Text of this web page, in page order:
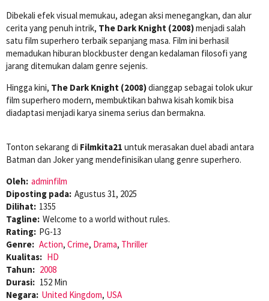
Dibekali efek visual memukau, adegan aksi menegangkan, dan alur
cerita yang penuh intrik, The Dark Knight (2008)menjadi salah
satu film superhero terbaik sepanjang masa. Film ini berhasil
memadukan hiburan blockbuster dengan kedalaman filosofi yang
jarang ditemukan dalam genre sejenis.
Hingga kini, The Dark Knight (2008)dianggap sebagai tolok ukur
film superhero modern, membuktikan bahwa kisah komik bisa
diadaptasi menjadi karya sinema serius dan bermakna.
Tonton sekarang di Filmkita21 untuk merasakan duel abadi antara
Batman dan Joker yang mendefinisikan ulang genre superhero.
Oleh: adminfilm
Diposting pada: Agustus 31, 2025
Dilihat: 1355
Tagline: Welcome to a world without rules.
Rating: PG-13
Genre: Action, Crime, Drama, Thriller
Kualitas: HD
Tahun: 2008
Durasi: 152 Min
Negara: United Kingdom, USA